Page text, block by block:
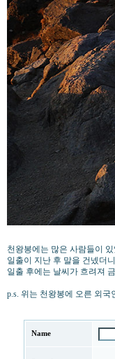
천왕봉에는 많은 사람들이
일출이 지난 후 말을 건넸더
일출 후에는 날씨가 흐려져
p.s. 위는 천왕봉에 오른 외
Name